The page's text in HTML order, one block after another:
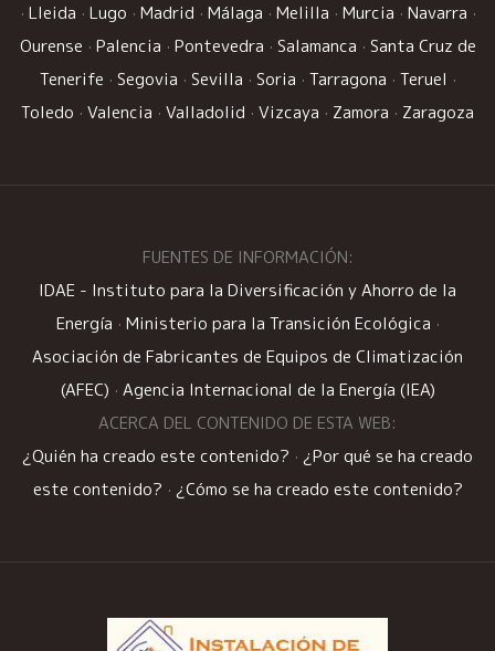
· Lleida · Lugo · Madrid · Málaga · Melilla · Murcia · Navarra ·
Ourense · Palencia · Pontevedra · Salamanca · Santa Cruz de
Tenerife · Segovia · Sevilla · Soria · Tarragona · Teruel ·
Toledo · Valencia · Valladolid · Vizcaya · Zamora · Zaragoza
FUENTES DE INFORMACIÓN:
IDAE - Instituto para la Diversificación y Ahorro de la
Energía · Ministerio para la Transición Ecológica ·
Asociación de Fabricantes de Equipos de Climatización
(AFEC) · Agencia Internacional de la Energía (IEA)
ACERCA DEL CONTENIDO DE ESTA WEB:
¿Quién ha creado este contenido? · ¿Por qué se ha creado
este contenido? · ¿Cómo se ha creado este contenido?